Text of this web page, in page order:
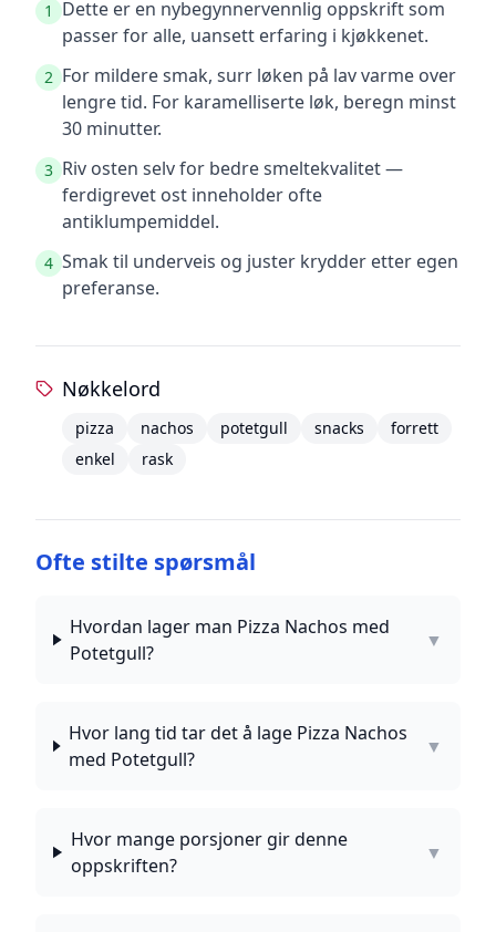
1
Dette er en nybegynnervennlig oppskrift som
passer for alle, uansett erfaring i kjøkkenet.
2 For mildere smak, surr løken på lav varme over
lengre tid. For karamelliserte løk, beregn minst
30 minutter.
3 Riv osten selv for bedre smeltekvalitet —
ferdigrevet ost inneholder ofte
antiklumpemiddel.
4 Smak til underveis og juster krydder etter egen
preferanse.
Nøkkelord
pizza nachos potetgull snacks
forrett
enkel
rask
Ofte stilte spørsmål
Hvordan lager man Pizza Nachos med
Potetgull?
▼
Hvor lang tid tar det å lage Pizza Nachos
med Potetgull?
▼
Hvor mange porsjoner gir denne
oppskriften?
▼